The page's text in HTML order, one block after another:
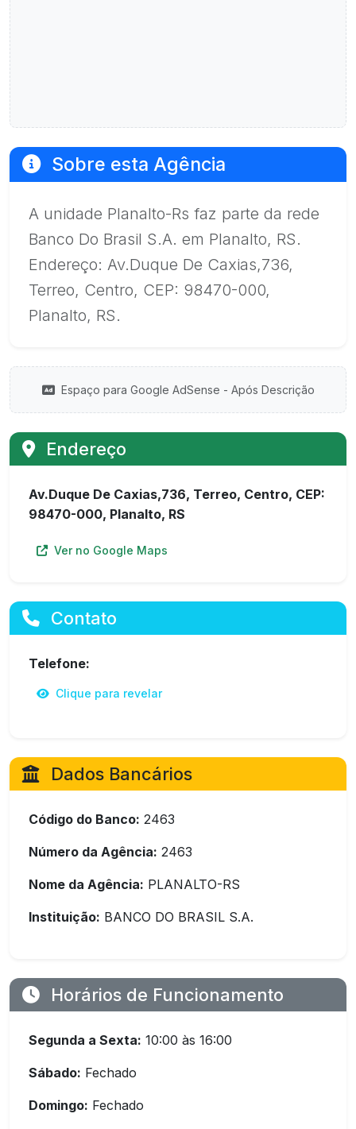
Sobre esta Agência
A unidade Planalto-Rs faz parte da rede
Banco Do Brasil S.A. em Planalto, RS.
Endereço: Av.Duque De Caxias,736,
Terreo, Centro, CEP: 98470-000,
Planalto, RS.
Espaço para Google AdSense - Após Descrição
Endereço
Av.Duque De Caxias,736, Terreo, Centro, CEP:
98470-000, Planalto, RS
Ver no Google Maps
Contato
Telefone:
Clique para revelar
Dados Bancários
Código do Banco: 2463
Número da Agência: 2463
Nome da Agência: PLANALTO-RS
Instituição: BANCO DO BRASIL S.A.
Horários de Funcionamento
Segunda a Sexta: 10:00 às 16:00
Sábado: Fechado
Domingo: Fechado